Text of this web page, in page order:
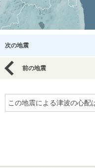
次の地震
前の地震
この地震による津波の心配